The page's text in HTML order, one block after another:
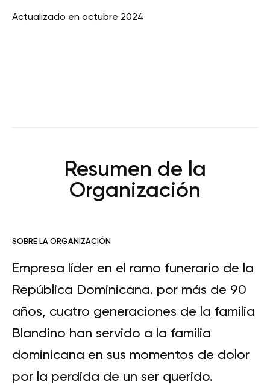
Actualizado en octubre 2024
Resumen de la
Organización
SOBRE LA ORGANIZACIÓN
Empresa líder en el ramo funerario de la
República Dominicana. por más de 90
años, cuatro generaciones de la familia
Blandino han servido a la familia
dominicana en sus momentos de dolor
por la perdida de un ser querido.